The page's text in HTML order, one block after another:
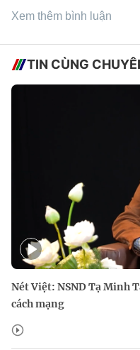
Xem thêm bình luận
TIN CÙNG
Nét Việt: NSND Tạ Minh
cách mạng